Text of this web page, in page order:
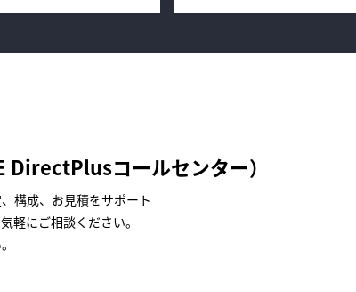
DirectPlusコールセンター）
構成、お見積をサポート
軽にご相談ください。